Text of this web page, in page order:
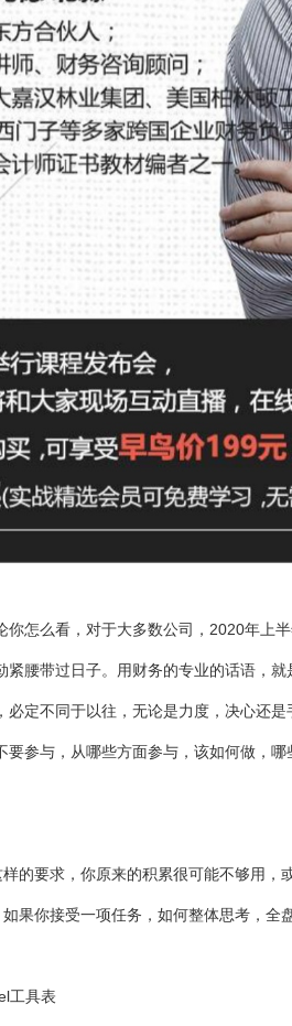
你怎么看，对于大多数公司，2020年上半
紧腰带过日子。用财务的专业的话语，就
必定不同于以往，无论是力度，决心还是
要参与，从哪些方面参与，该如何做，哪
的要求，你原来的积累很可能不够用，
果你接受一项任务，如何整体思考，全
工具表